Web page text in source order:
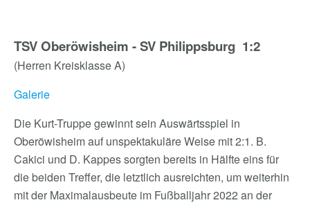
TSV Oberöwisheim - SV Philippsburg 1:2
(Herren Kreisklasse A)
Galerie
Die Kurt-Truppe gewinnt sein Auswärtsspiel in
Oberöwisheim auf unspektakuläre Weise mit 2:1. B.
Cakici und D. Kappes sorgten bereits in Hälfte eins für
die beiden Treffer, die letztlich ausreichten, um weiterhin
mit der Maximalausbeute im Fußballjahr 2022 an der